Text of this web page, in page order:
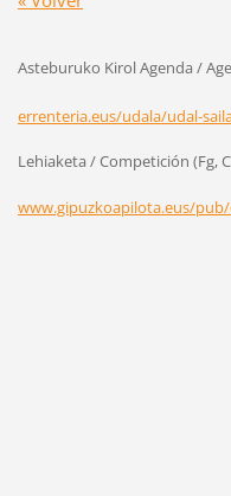
Asteburuko Kirol Agenda /
errenteria.eus/udala/udal-
Lehiaketa / Competición (Fg,
www.gipuzkoapilota.eus/